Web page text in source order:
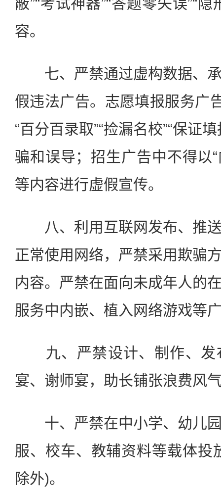
容。
七、严禁通过虚构数据、承
假违法广告。志愿填报服务广
“百分百录取”“捡漏名校”“保证
骗和误导；招生广告中不得以“
等内容进行虚假宣传。
八、利用互联网发布、推送
正常使用网络，严禁采用欺骗
内容。严禁在面向未成年人的
服务中内嵌、植入网络游戏等
九、严禁设计、制作、发
宴、谢师宴，助长铺张浪费风
十、严禁在中小学、幼儿园
服、校车、教辅资料等载体投
除外)。